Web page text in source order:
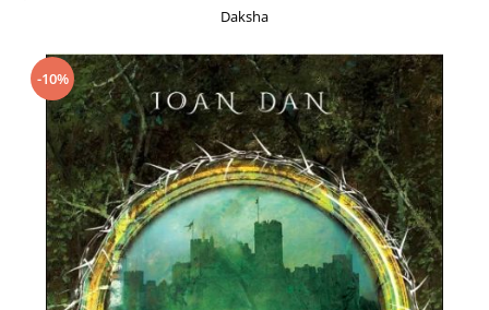
Cărți pentru copii
Cărți pentru tineri
Creșterea copilului
Dezvoltare Personală
Diete și Fitness
Familie și Cuplu
Hobby și Divertisment
Istorie și Civilizații
Daksha
-10%